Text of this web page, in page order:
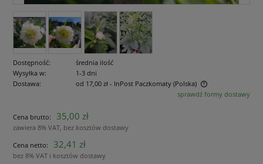
Dostępność:
średnia ilość
Wysyłka w:
1-3 dni
Dostawa:
od 17,00 zł - InPost Paczkomaty (Polska)
Cena nie zawiera ewentualnych kosztów płatnościsprawdź formy dostawy
Cena brutto: 35,00 zł
zawiera 8% VAT, bez kosztów dostawy
Cena netto:
32,41 zł
bez 8% VAT i kosztów dostawy